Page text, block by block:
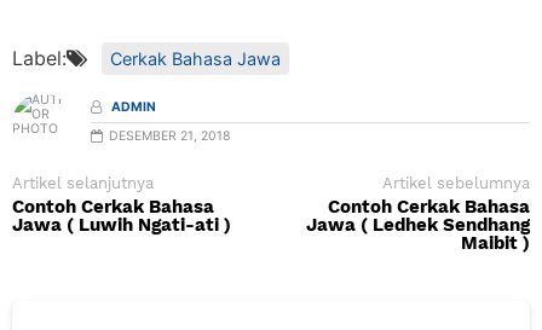
Label: Cerkak Bahasa Jawa
ADMIN
DESEMBER 21, 2018
Artikel selanjutnya
Contoh Cerkak Bahasa
Jawa ( Luwih Ngati-ati )
Artikel sebelumnya
Contoh Cerkak Bahasa
Jawa ( Ledhek Sendhang
Maibit )